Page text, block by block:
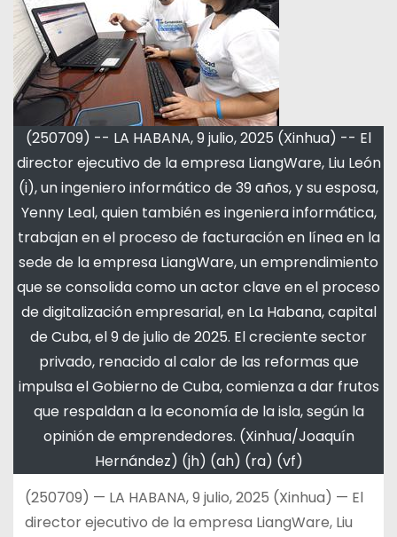
(250709) -- LA HABANA, 9 julio, 2025 (Xinhua) -- El
director ejecutivo de la empresa LiangWare, Liu León
(i), un ingeniero informático de 39 años, y su esposa,
Yenny Leal, quien también es ingeniera informática,
trabajan en el proceso de facturación en línea en la
sede de la empresa LiangWare, un emprendimiento
que se consolida como un actor clave en el proceso
de digitalización empresarial, en La Habana, capital
de Cuba, el 9 de julio de 2025. El creciente sector
privado, renacido al calor de las reformas que
impulsa el Gobierno de Cuba, comienza a dar frutos
que respaldan a la economía de la isla, según la
opinión de emprendedores. (Xinhua/Joaquín
Hernández) (jh) (ah) (ra) (vf)
(250709) — LA HABANA, 9 julio, 2025 (Xinhua) — El
director ejecutivo de la empresa LiangWare, Liu